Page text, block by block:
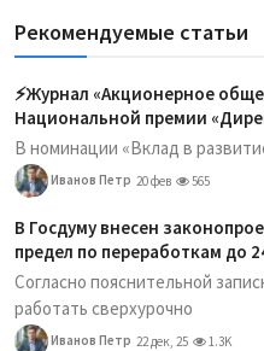
Рекомендуемые статьи
⚡️Журнал «Акционерное
Национальной премии
В номинации «Вклад в
Иванов Петр 20 фев 565
В Госдуму внесен
предел по переработкам до
Согласно пояснительной
работать сверхурочно
Иванов Петр 22 дек, 25 1.3K